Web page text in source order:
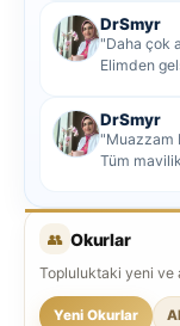
DrSmyr
"Daha çok
Elimden
DrSmyr
"Muazzam
Tüm
👥 Okurlar
Topluluktaki yeni
Yeni Okurlar